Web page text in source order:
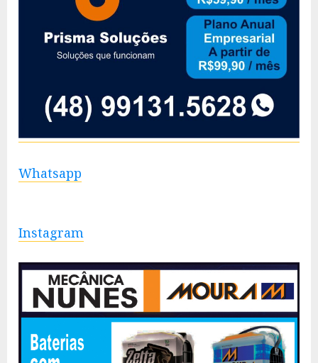
Whatsapp
Instagram